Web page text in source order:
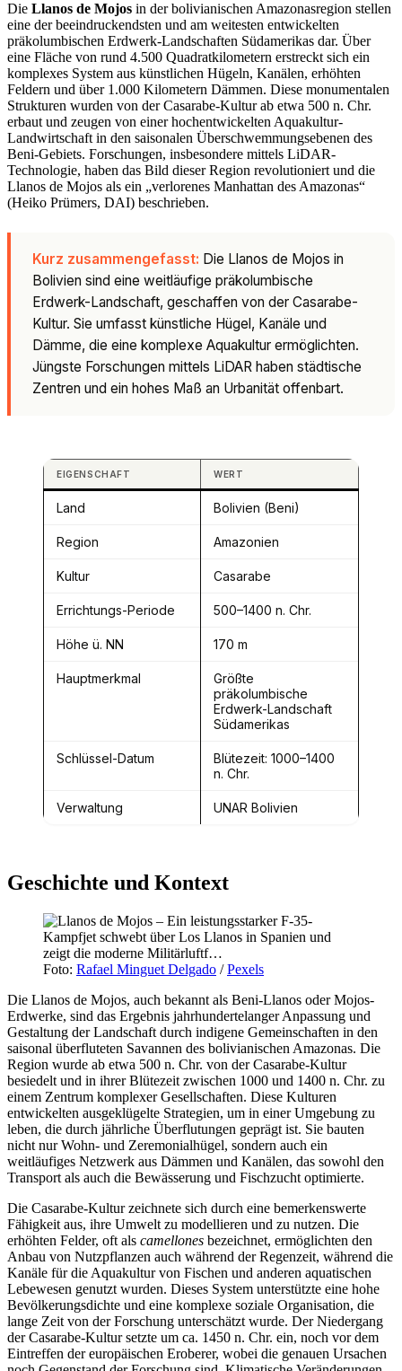
Die Llanos de Mojos in der bolivianischen Amazonasregion stellen
eine der beeindruckendsten und am weitesten entwickelten
präkolumbischen Erdwerk-Landschaften Südamerikas dar. Über
eine Fläche von rund 4.500 Quadratkilometern erstreckt sich ein
komplexes System aus künstlichen Hügeln, Kanälen, erhöhten
Feldern und über 1.000 Kilometern Dämmen. Diese monumentalen
Strukturen wurden von der Casarabe-Kultur ab etwa 500 n. Chr.
erbaut und zeugen von einer hochentwickelten Aquakultur-
Landwirtschaft in den saisonalen Überschwemmungsebenen des
Beni-Gebiets. Forschungen, insbesondere mittels LiDAR-
Technologie, haben das Bild dieser Region revolutioniert und die
Llanos de Mojos als ein „verlorenes Manhattan des Amazonas“
(Heiko Prümers, DAI) beschrieben.
Kurz zusammengefasst: Die Llanos de Mojos in
Bolivien sind eine weitläufige präkolumbische
Erdwerk-Landschaft, geschaffen von der Casarabe-
Kultur. Sie umfasst künstliche Hügel, Kanäle und
Dämme, die eine komplexe Aquakultur ermöglichten.
Jüngste Forschungen mittels LiDAR haben städtische
Zentren und ein hohes Maß an Urbanität offenbart.
EIGENSCHAFT WERT
Land Bolivien (Beni)
Region Amazonien
Kultur Casarabe
Errichtungs-Periode 500–1400 n. Chr.
Höhe ü. NN 170 m
Hauptmerkmal
Größte
präkolumbische
Erdwerk-Landschaft
Südamerikas
Schlüssel-Datum
Blütezeit: 1000–1400
n. Chr.
Verwaltung UNAR Bolivien
Geschichte und Kontext
Foto: Rafael Minguet Delgado /Pexels
Die Llanos de Mojos, auch bekannt als Beni-Llanos oder Mojos-
Erdwerke, sind das Ergebnis jahrhundertelanger Anpassung und
Gestaltung der Landschaft durch indigene Gemeinschaften in den
saisonal überfluteten Savannen des bolivianischen Amazonas. Die
Region wurde ab etwa 500 n. Chr. von der Casarabe-Kultur
besiedelt und in ihrer Blütezeit zwischen 1000 und 1400 n. Chr. zu
einem Zentrum komplexer Gesellschaften. Diese Kulturen
entwickelten ausgeklügelte Strategien, um in einer Umgebung zu
leben, die durch jährliche Überflutungen geprägt ist. Sie bauten
nicht nur Wohn- und Zeremonialhügel, sondern auch ein
weitläufiges Netzwerk aus Dämmen und Kanälen, das sowohl den
Transport als auch die Bewässerung und Fischzucht optimierte.
Die Casarabe-Kultur zeichnete sich durch eine bemerkenswerte
Fähigkeit aus, ihre Umwelt zu modellieren und zu nutzen. Die
erhöhten Felder, oft als camellones bezeichnet, ermöglichten den
Anbau von Nutzpflanzen auch während der Regenzeit, während die
Kanäle für die Aquakultur von Fischen und anderen aquatischen
Lebewesen genutzt wurden. Dieses System unterstützte eine hohe
Bevölkerungsdichte und eine komplexe soziale Organisation, die
lange Zeit von der Forschung unterschätzt wurde. Der Niedergang
der Casarabe-Kultur setzte um ca. 1450 n. Chr. ein, noch vor dem
Eintreffen der europäischen Eroberer, wobei die genauen Ursachen